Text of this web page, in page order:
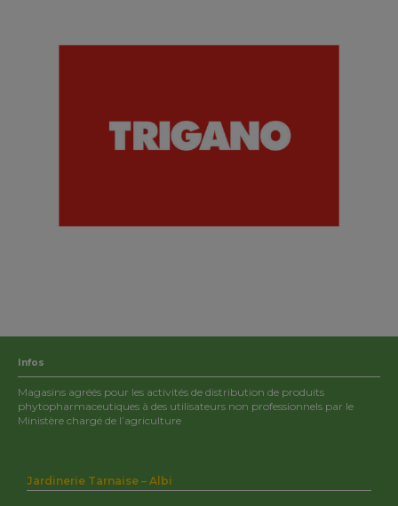
Infos
Magasins agréés pour les activités de distribution de produits
phytopharmaceutiques à des utilisateurs non professionnels par le
Ministère chargé de l’agriculture
Jardinerie Tarnaise – Albi